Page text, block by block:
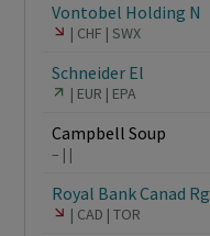
Vontobel Holding N
CHF SWX
Schneider El
EUR EPA
Campbell Soup
–
Royal Bank Canad Rg
CAD TOR